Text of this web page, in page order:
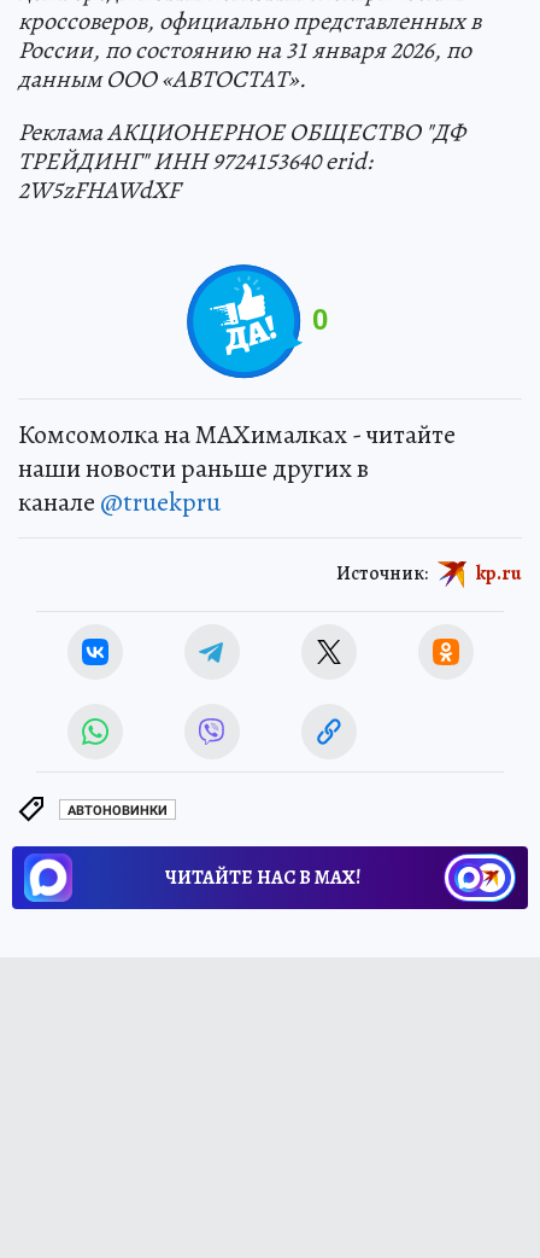
кроссоверов, официально представленных в
России, по состоянию на 31 января 2026, по
данным ООО «АВТОСТАТ».
Реклама АКЦИОНЕРНОЕ ОБЩЕСТВО "ДФ
ТРЕЙДИНГ" ИНН 9724153640 erid:
2W5zFHAWdXF
0
Комсомолка на MAXималках - читайте
наши новости раньше других в
канале @truekpru
Источник: kp.ru
АВТОНОВИНКИ
ЧИТАЙТЕ НАС В МАХ!